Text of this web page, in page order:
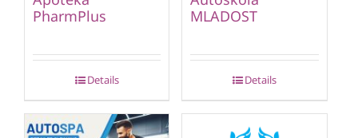
PharmPlus
Details
MLADOST
Details